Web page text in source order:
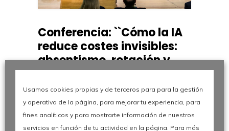
Conferencia: ``Cómo la IA
reduce costes invisibles:
absentismo, rotación y
vacantes``
El cierre de la sesión combinó la
gestión de los recursos
humanos con la innovación
Usamos cookies propias y de terceros para para la gestión
y operativa de la página, para mejorar tu experiencia, para
fines analíticos y para mostrarte información de nuestros
servicios en función de tu actividad en la página. Para más